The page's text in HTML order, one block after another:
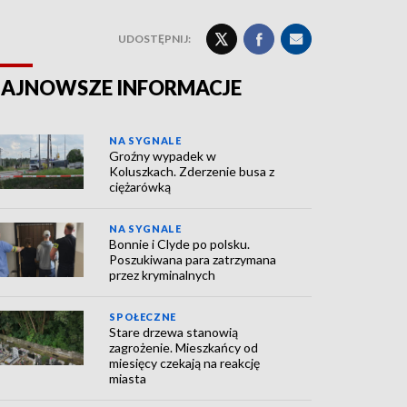
UDOSTĘPNIJ:
INFORMACJE
NA SYGNALE
Groźny wypadek w
Koluszkach. Zderzenie busa z
ciężarówką
NA SYGNALE
Bonnie i Clyde po polsku.
Poszukiwana para zatrzymana
przez kryminalnych
SPOŁECZNE
Stare drzewa stanowią
zagrożenie. Mieszkańcy od
miesięcy czekają na reakcję
miasta